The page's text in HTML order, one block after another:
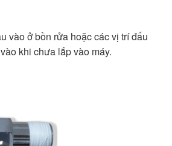
vào ở bồn rửa hoặc các vị trí đấu
khi chưa lắp vào máy.